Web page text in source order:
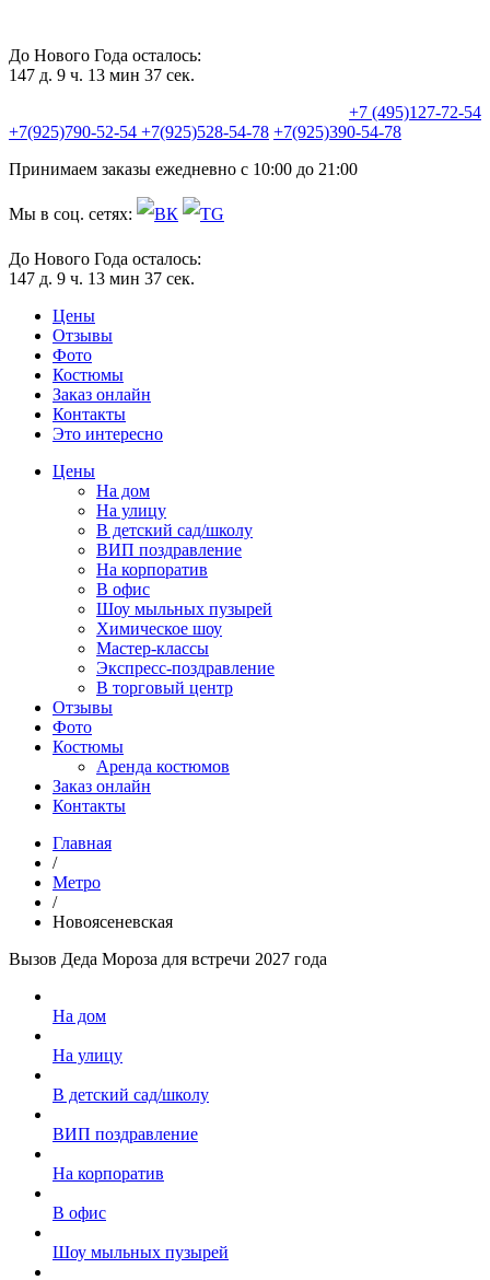
До Нового Года осталось:
147 д. 9 ч. 13 мин 36 сек.
+7 (495)127-72-54
+7(925)790-52-54 +7(925)528-54-78 +7(925)390-54-78
Принимаем заказы ежедневно с 10:00 до 21:00
Мы в соц. сетях:
До Нового Года осталось:
147 д. 9 ч. 13 мин 36 сек.
Цены
Отзывы
Фото
Костюмы
Заказ онлайн
Контакты
Это интересно
Цены
На дом
На улицу
В детский сад/школу
ВИП поздравление
На корпоратив
В офис
Шоу мыльных пузырей
Химическое шоу
Мастер-классы
Экспресс-поздравление
В торговый центр
Отзывы
Фото
Костюмы
Аренда костюмов
Заказ онлайн
Контакты
Главная
/
Метро
/
Новоясеневская
Вызов Дeда Мороза для встречи 2027 года
На дом
На улицу
В детский сад/школу
ВИП поздравление
На корпоратив
В офис
Шоу мыльных пузырей